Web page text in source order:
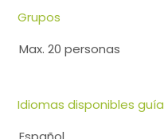
Grupos
Max. 20 personas
Idiomas disponibles guía